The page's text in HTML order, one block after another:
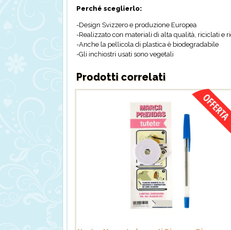
Perché sceglierlo:
-Design Svizzero e produzione Europea
-Realizzato con materiali di alta qualità, riciclati e
-Anche la pellicola di plastica è biodegradabile
-Gli inchiostri usati sono vegetali
Prodotti correlati